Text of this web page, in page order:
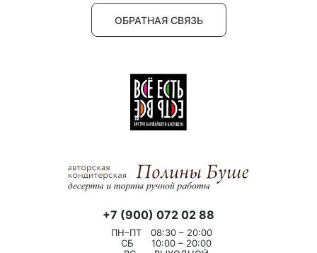
ОБРАТНАЯ СВЯЗЬ
+7 (900) 072 02 88
ПН–ПТ
08:30 – 20:00
СБ
10:00 – 20:00